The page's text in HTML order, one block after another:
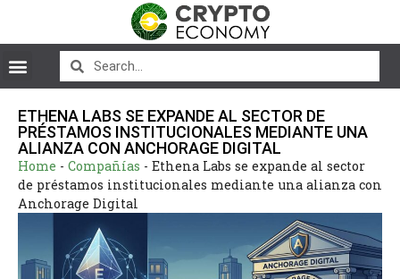
ETHENA LABS SE EXPANDE AL SECTOR DE
PRÉSTAMOS INSTITUCIONALES MEDIANTE UNA
ALIANZA CON ANCHORAGE DIGITAL
Home - Compañías - Ethena Labs se expande al sector
de préstamos institucionales mediante una alianza con
Anchorage Digital